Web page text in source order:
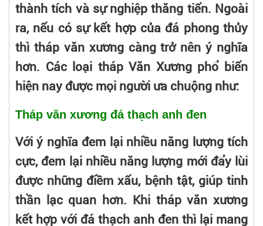
thành tích và sự nghiệp thăng tiến. Ngoài
ra, nếu có sự kết hợp của đá phong thủy
thì tháp văn xương càng trở nên ý nghĩa
hơn. Các loại tháp Văn Xương phổ biến
hiện nay được mọi người ưa chuộng như:
Tháp văn xương đá thạch anh đen
Với ý nghĩa đem lại nhiều năng lượng tích
cực, đem lại nhiều năng lượng mới đẩy lùi
được những điềm xấu, bệnh tật, giúp tinh
thần lạc quan hơn. Khi tháp văn xương
kết hợp với đá thạch anh đen thì lại mang